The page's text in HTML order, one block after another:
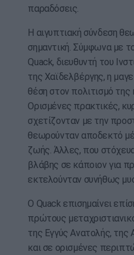
παραδόσεις.
Η αιγυπτιακή σύνδεση
σημαντική. Σύμφωνα με
Quack, διευθυντή του
της Χαϊδελβέργης, η
θέση στον πολιτισμό της
Ορισμένες πρακτικές,
σχετίζονταν με την
θεωρούνταν αποδεκτό
ζωής. Άλλες, που
βλάβης σε κάποιον για
εκτελούνταν συνήθως
Ο Quack επισημαίνει
πρώτους
της Εγγύς Ανατολής, της
και σε ορισμένες